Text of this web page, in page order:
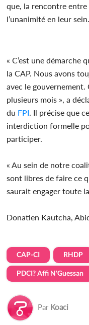
que, la rencontre entre
l’unanimité en leur sein.
« C’est une démarche
la CAP. Nous avons
avec le gouvernement.
plusieurs mois », a
du FPI . Il précise que
interdiction formelle
participer.
« Au sein de notre
sont libres de faire ce
saurait engager toute
Donatien Kautcha,
CAP-CI RHDP
PDCI? Affi N'Guessan
Par Koaci